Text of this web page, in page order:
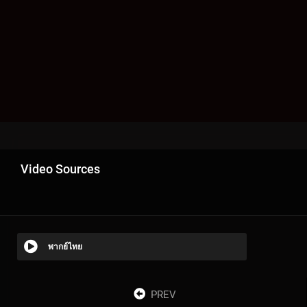
Video Sources
พากย์ไทย
PREV